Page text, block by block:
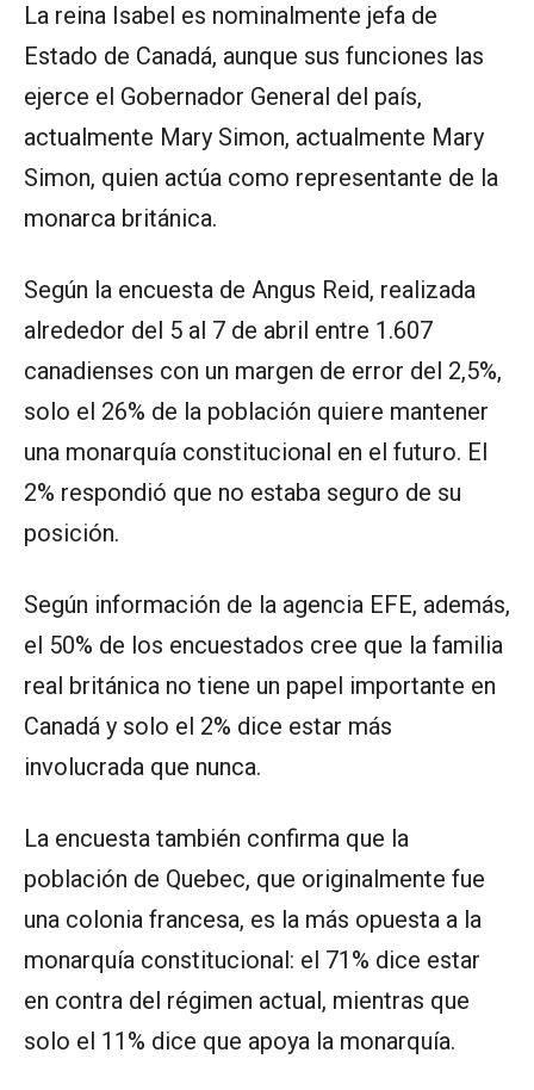
La reina Isabel es nominalmente jefa de
Estado de Canadá, aunque sus funciones las
ejerce el Gobernador General del país,
actualmente Mary Simon, actualmente Mary
Simon, quien actúa como representante de la
monarca británica.
Según la encuesta de Angus Reid, realizada
alrededor del 5 al 7 de abril entre 1.607
canadienses con un margen de error del 2,5%,
solo el 26% de la población quiere mantener
una monarquía constitucional en el futuro. El
2% respondió que no estaba seguro de su
posición.
Según información de la agencia EFE, además,
el 50% de los encuestados cree que la familia
real británica no tiene un papel importante en
Canadá y solo el 2% dice estar más
involucrada que nunca.
La encuesta también confirma que la
población de Quebec, que originalmente fue
una colonia francesa, es la más opuesta a la
monarquía constitucional: el 71% dice estar
en contra del régimen actual, mientras que
solo el 11% dice que apoya la monarquía.